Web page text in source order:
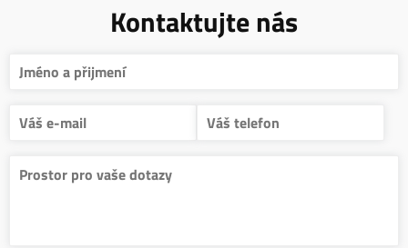
Kontaktujte nás